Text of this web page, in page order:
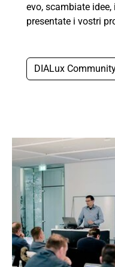
evo, scambiate
presentate i vostri
DIALux